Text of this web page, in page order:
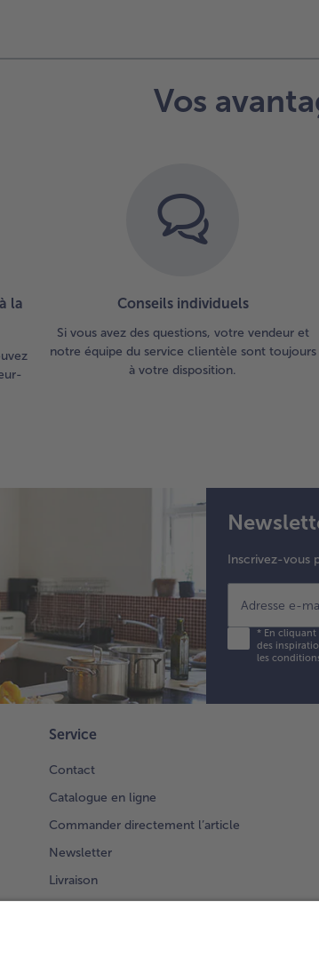
Vos
la
Conseils individuels
Si vous avez des questions, votre vendeur et
notre équipe du service clientèle sont toujours
à votre disposition.
Inscrivez-vous
Adresse e-
*En cliquant
des
les
Service
Contact
Catalogue en ligne
Commander directement l’article
Newsletter
Livraison